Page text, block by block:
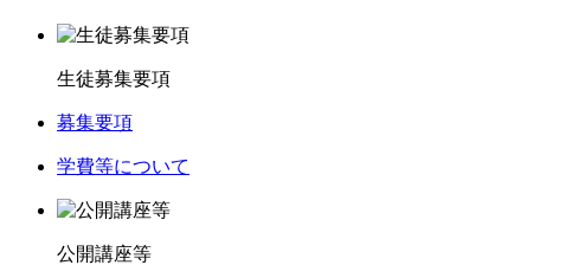
生徒募集要項
募集要項
学費等について
公開講座等